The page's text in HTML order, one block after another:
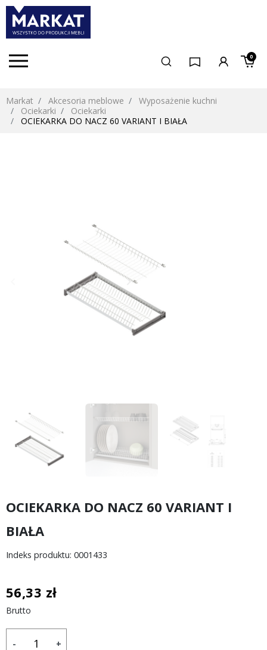
0
Markat Akcesoria meblowe
Wyposażenie kuchni
Ociekarki
Ociekarki
OCIEKARKA DO NACZ 60 VARIANT I BIAŁA
Następny
keyboard_arrow_right
OCIEKARKA DO NACZ 60 VARIANT I
BIAŁA
Indeks produktu: 0001433
56,33 zł
Brutto
- +